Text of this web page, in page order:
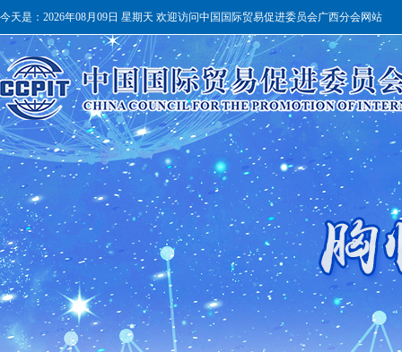
今天是： 2026年08月09日 星期天 欢迎访问中国国际贸易促进委员会广西分会网站